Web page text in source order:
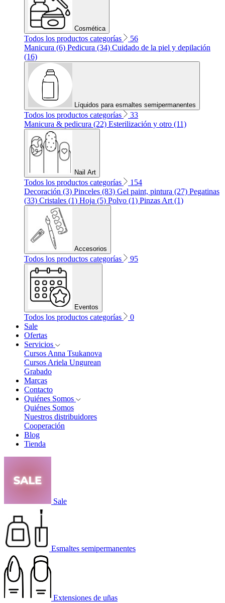
Cosmética
Todos los productos categorías
56
Manicura (6) Pedicura (34) Cuidado de la piel y depilación
(16)
Líquidos para esmaltes semipermanentes
Todos los productos categorías
33
Manicura & pedicura (22) Esterilización y otro (11)
Nail Art
Todos los productos categorías
154
Decoración (3) Pinceles (83) Gel paint, pintura (27) Pegatinas
(33) Cristales (1) Hoja (5) Polvo (1) Pinzas Art (1)
Accesorios
Todos los productos categorías 95
Eventos
Todos los productos categorías
0
Sale
Ofertas
Servicios
Cursos Anna Tsukanova
Cursos Ariela Ungurean
Grabado
Marcas
Contacto
Quiénes Somos
Quiénes Somos
Nuestros distribuidores
Cooperación
Blog
Tienda
Sale
Esmaltes semipermanentes
Extensiones de uñas